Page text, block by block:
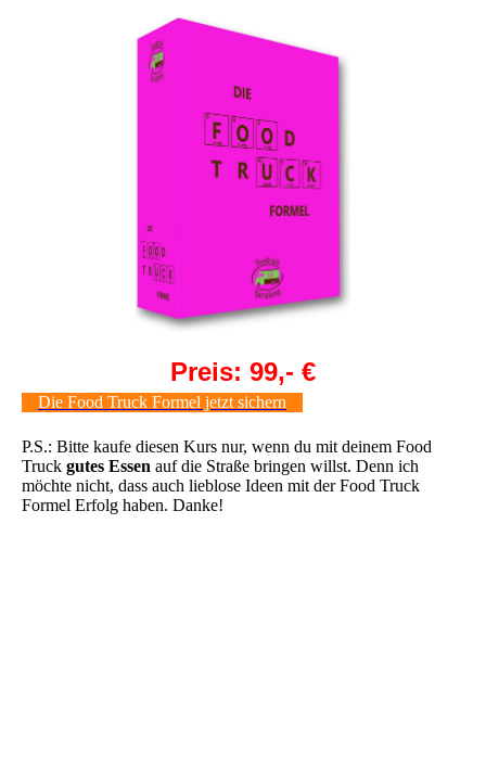
Preis: 99,- €
Die Food Truck Formel jetzt sichern
P.S.: Bitte kaufe diesen Kurs nur, wenn du mit deinem Food
Truck gutes Essen auf die Straße bringen willst. Denn ich
möchte nicht, dass auch lieblose Ideen mit der Food Truck
Formel Erfolg haben. Danke!